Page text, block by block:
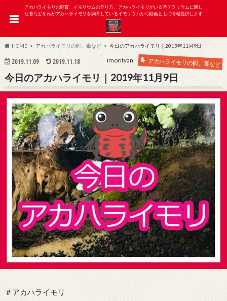
アカハライモリの飼育、イモリウムの作り方、アカハライモリがいる苔テラリウムに適し
た苔などを私がアカハライモリを飼育しているイモリウムから動画ともに情報提供します
HOME アカハライモリの餌、毒など 今日のアカハライモリ｜2019年11月9日
2019.11.09 2019.11.18 アカハライモリの餌、毒など
imorityan
今日のアカハライモリ｜2019年11月9日
＃アカハライモリ